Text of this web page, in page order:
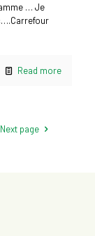
… Je
Read more
Next page